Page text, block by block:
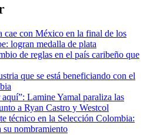
cae con México en la final de los
logran medalla de plata
de reglas en el país caribeño que
que se está beneficiando con el
Lamine Yamal paraliza las
a Ryan Castro y Westcol
técnico en la Selección Colombia:
nombramiento